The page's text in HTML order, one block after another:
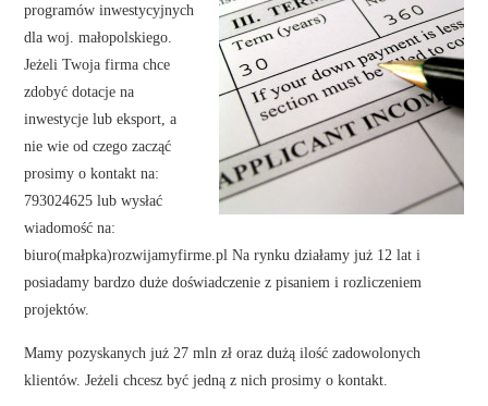
programów inwestycyjnych
dla woj. małopolskiego.
Jeżeli Twoja firma chce
zdobyć dotacje na
inwestycje lub eksport, a
nie wie od czego zacząć
prosimy o kontakt na:
793024625 lub wysłać
wiadomość na:
biuro(małpka)rozwijamyfirme.pl Na rynku działamy już 12 lat i
posiadamy bardzo duże doświadczenie z pisaniem i rozliczeniem
projektów.
Mamy pozyskanych już 27 mln zł oraz dużą ilość zadowolonych
klientów. Jeżeli chcesz być jedną z nich prosimy o kontakt.